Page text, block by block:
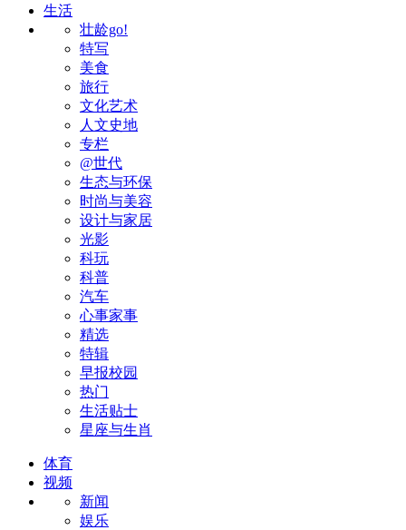
生活
壮龄go!
特写
美食
旅行
文化艺术
人文史地
专栏
@世代
生态与环保
时尚与美容
设计与家居
光影
科玩
科普
汽车
心事家事
精选
特辑
早报校园
热门
生活贴士
星座与生肖
体育
视频
新闻
娱乐